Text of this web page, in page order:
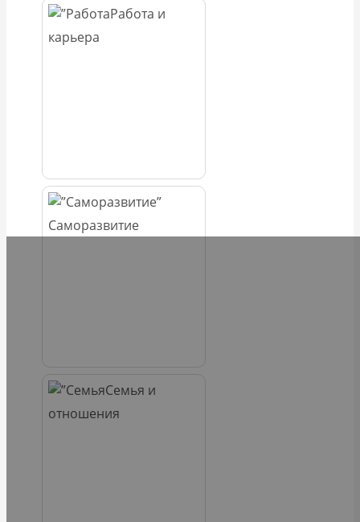
Работа и
карьера
Саморазвитие
Семья и
отношения